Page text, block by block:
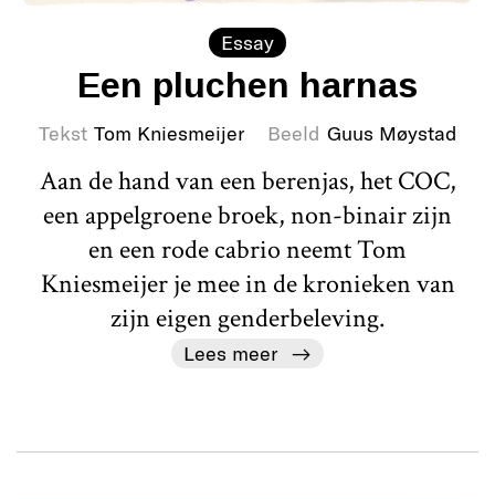
Essay
Een pluchen harnas
Tekst Tom Kniesmeijer Beeld Guus Møystad
Aan de hand van een berenjas, het COC,
een appelgroene broek, non-binair zijn
en een rode cabrio neemt Tom
Kniesmeijer je mee in de kronieken van
zijn eigen genderbeleving.
Lees meer